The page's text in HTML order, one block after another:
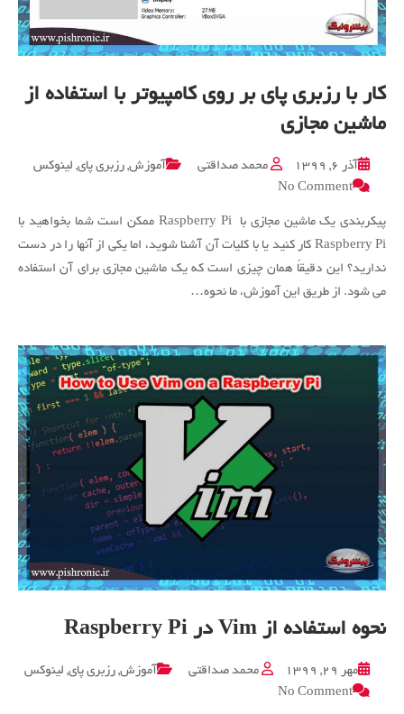
کار با رزبری پای بر روی کامپیوتر با استفاده از
ماشین مجازی
آذر ۶, ۱۳۹۹ محمد صداقتی آموزش, رزبری پای, لینوکس
No Comment
on
با
رزبری
بر
روی
استفاده
ماشین
مجازی
پیکربندی یک ماشین مجازی با Raspberry Pi ممکن است شما بخواهید با
Raspberry Pi کار کنید یا با کلیات آن آشنا شوید، اما یکی از آنها را در دست
ندارید؟ این دقیقاً همان چیزی است که یک ماشین مجازی برای آن استفاده
می شود. از طریق این آموزش، ما نحوه…
نحوه استفاده از Vim در Raspberry Pi
مهر ۲۹, ۱۳۹۹ محمد صداقتی آموزش, رزبری پای, لینوکس
No Comment
on